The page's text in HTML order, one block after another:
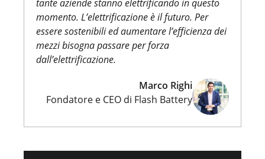
tante aziende stanno elettrificando in questo
momento. L’elettrificazione è il futuro. Per
essere sostenibili ed aumentare l’efficienza dei
mezzi bisogna passare per forza
dall’elettrificazione.
Marco Righi
Fondatore e CEO di Flash Battery